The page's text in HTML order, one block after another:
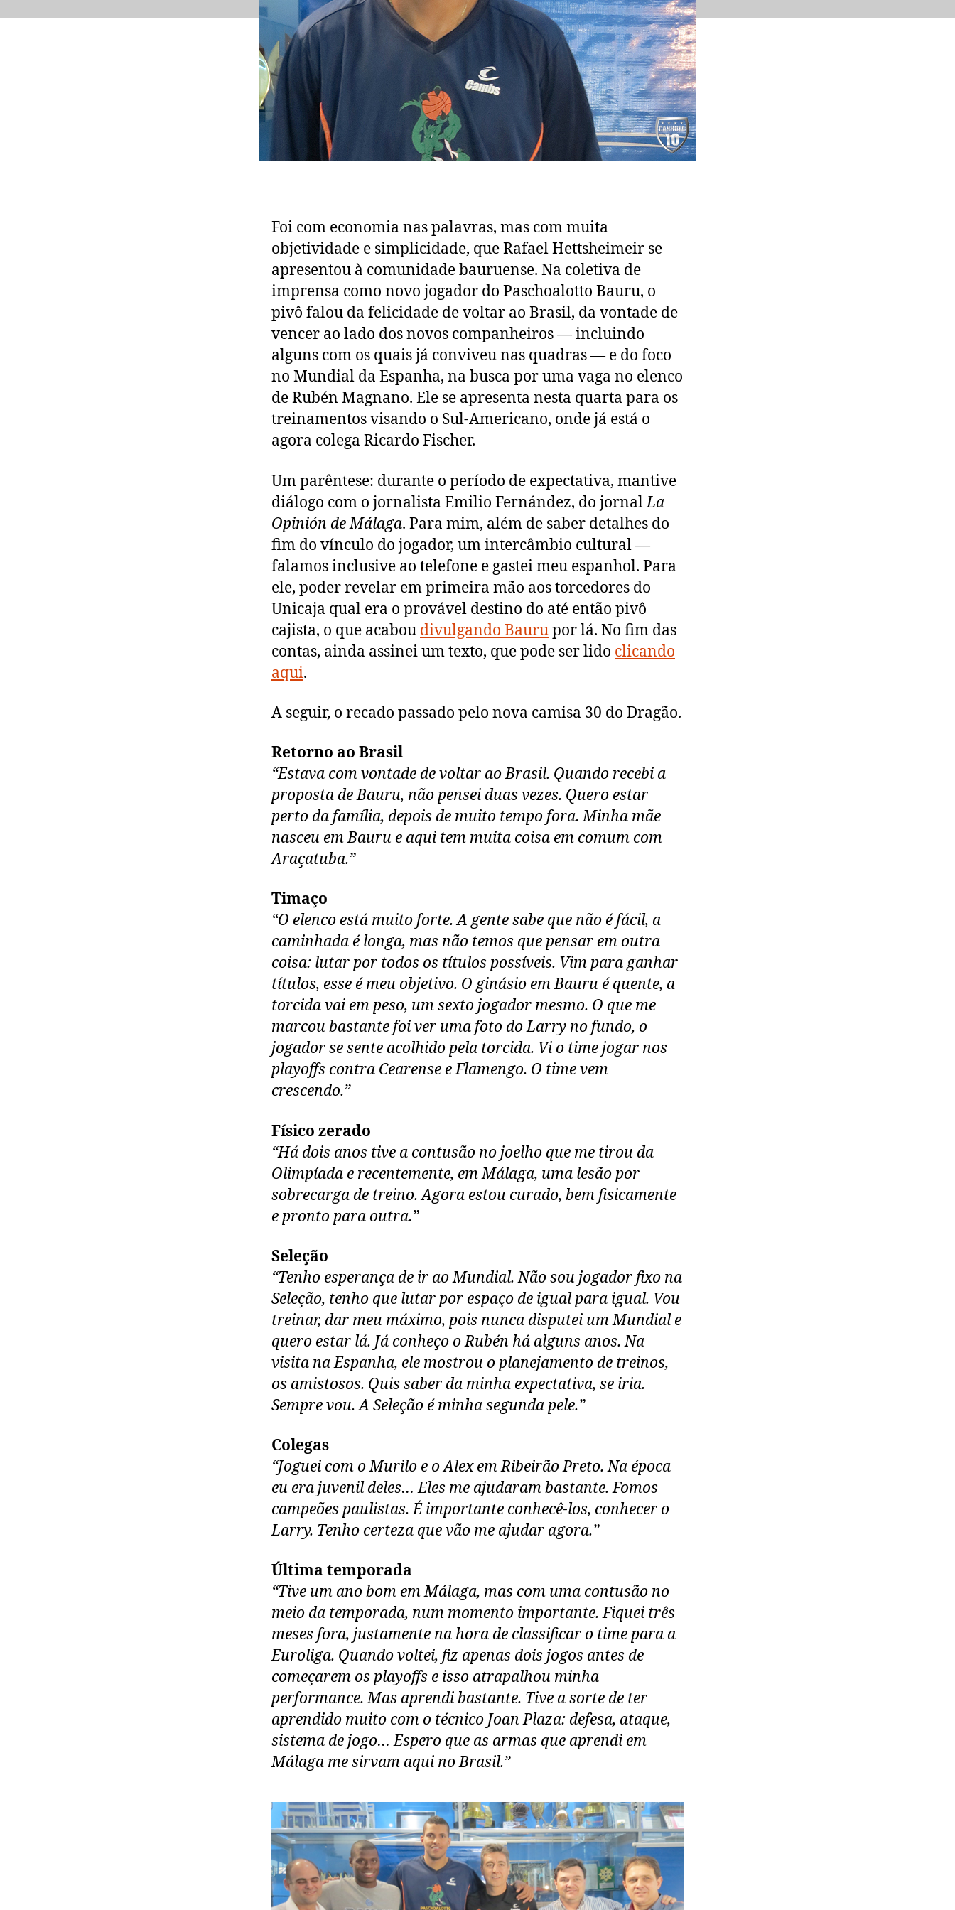
Foi com economia nas palavras, mas com muita
objetividade e simplicidade, que Rafael Hettsheimeir se
apresentou à comunidade bauruense. Na coletiva de
imprensa como novo jogador do Paschoalotto Bauru, o
pivô falou da felicidade de voltar ao Brasil, da vontade de
vencer ao lado dos novos companheiros — incluindo
alguns com os quais já conviveu nas quadras — e do foco
no Mundial da Espanha, na busca por uma vaga no elenco
de Rubén Magnano. Ele se apresenta nesta quarta para os
treinamentos visando o Sul-Americano, onde já está o
agora colega Ricardo Fischer.
Um parêntese: durante o período de expectativa, mantive
diálogo com o jornalista Emilio Fernández, do jornalLa
Opinión de Málaga. Para mim, além de saber detalhes do
fim do vínculo do jogador, um intercâmbio cultural —
falamos inclusive ao telefone e gastei meu espanhol. Para
ele, poder revelar em primeira mão aos torcedores do
Unicaja qual era o provável destino do até então pivô
cajista, o que acabou divulgando Baurupor lá. No fim das
contas, ainda assinei um texto, que pode ser lido clicando
aqui.
A seguir, o recado passado pelo nova camisa 30 do Dragão.
Retorno ao Brasil
“Estava com vontade de voltar ao Brasil. Quando recebi a
proposta de Bauru, não pensei duas vezes. Quero estar
perto da família, depois de muito tempo fora. Minha mãe
nasceu em Bauru e aqui tem muita coisa em comum com
Araçatuba.”
Timaço
“O elenco está muito forte. A gente sabe que não é fácil, a
caminhada é longa, mas não temos que pensar em outra
coisa: lutar por todos os títulos possíveis. Vim para ganhar
títulos, esse é meu objetivo. O ginásio em Bauru é quente, a
torcida vai em peso, um sexto jogador mesmo. O que me
marcou bastante foi ver uma foto do Larry no fundo, o
jogador se sente acolhido pela torcida. Vi o time jogar nos
playoffs contra Cearense e Flamengo. O time vem
crescendo.”
Físico zerado
“Há dois anos tive a contusão no joelho que me tirou da
Olimpíada e recentemente, em Málaga, uma lesão por
sobrecarga de treino. Agora estou curado, bem fisicamente
e pronto para outra.”
Seleção
“Tenho esperança de ir ao Mundial. Não sou jogador fixo na
Seleção, tenho que lutar por espaço de igual para igual. Vou
treinar, dar meu máximo, pois nunca disputei um Mundial e
quero estar lá. Já conheço o Rubén há alguns anos. Na
visita na Espanha, ele mostrou o planejamento de treinos,
os amistosos. Quis saber da minha expectativa, se iria.
Sempre vou. A Seleção é minha segunda pele.”
Colegas
“Joguei com o Murilo e o Alex em Ribeirão Preto. Na época
eu era juvenil deles… Eles me ajudaram bastante. Fomos
campeões paulistas. É importante conhecê-los, conhecer o
Larry. Tenho certeza que vão me ajudar agora.”
Última temporada
“Tive um ano bom em Málaga, mas com uma contusão no
meio da temporada, num momento importante. Fiquei três
meses fora, justamente na hora de classificar o time para a
Euroliga. Quando voltei, fiz apenas dois jogos antes de
começarem os playoffs e isso atrapalhou minha
performance. Mas aprendi bastante. Tive a sorte de ter
aprendido muito com o técnico Joan Plaza: defesa, ataque,
sistema de jogo… Espero que as armas que aprendi em
Málaga me sirvam aqui no Brasil.”